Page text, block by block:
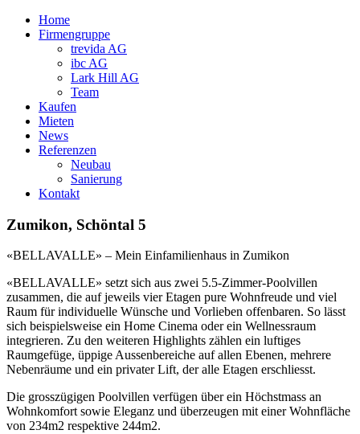
Home
Firmengruppe
trevida AG
ibc AG
Lark Hill AG
Team
Kaufen
Mieten
News
Referenzen
Neubau
Sanierung
Kontakt
Zumikon, Schöntal 5
«BELLAVALLE» – Mein Einfamilienhaus in Zumikon
«BELLAVALLE» setzt sich aus zwei 5.5-Zimmer-Poolvillen
zusammen, die auf jeweils vier Etagen pure Wohnfreude und viel
Raum für individuelle Wünsche und Vorlieben offenbaren. So lässt
sich beispielsweise ein Home Cinema oder ein Wellnessraum
integrieren. Zu den weiteren Highlights zählen ein luftiges
Raumgefüge, üppige Aussenbereiche auf allen Ebenen, mehrere
Nebenräume und ein privater Lift, der alle Etagen erschliesst.
Die grosszügigen Poolvillen verfügen über ein Höchstmass an
Wohnkomfort sowie Eleganz und überzeugen mit einer Wohnfläche
von 234m2 respektive 244m2.